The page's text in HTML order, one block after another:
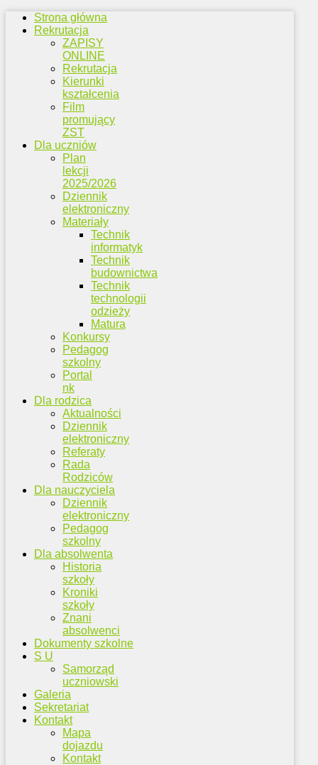
Strona główna
Rekrutacja
ZAPISY
ONLINE
Rekrutacja
Kierunki
kształcenia
Film
promujący
ZST
Dla uczniów
Plan
lekcji
2025/2026
Dziennik
elektroniczny
Materiały
Technik
informatyk
Technik
budownictwa
Technik
technologii
odzieży
Matura
Konkursy
Pedagog
szkolny
Portal
nk
Dla rodzica
Aktualności
Dziennik
elektroniczny
Referaty
Rada
Rodziców
Dla nauczyciela
Dziennik
elektroniczny
Pedagog
szkolny
Dla absolwenta
Historia
szkoły
Kroniki
szkoły
Znani
absolwenci
Dokumenty szkolne
S U
Samorząd
uczniowski
Galeria
Sekretariat
Kontakt
Mapa
dojazdu
Kontakt